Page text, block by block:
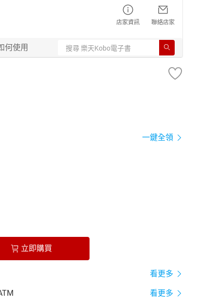
店家資訊 聯絡店家
何使用
一鍵全領
立即購買
看更多
看更多